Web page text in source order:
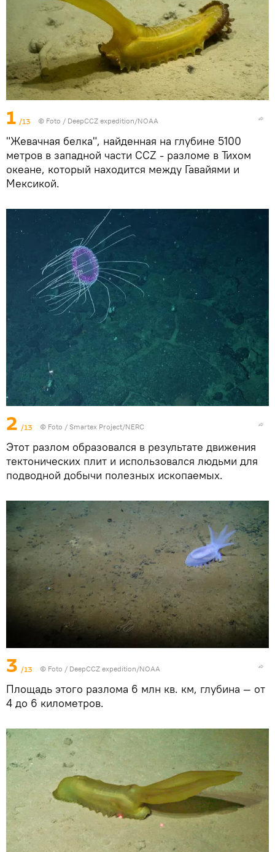
1 /13 © Foto / DeepCCZ expedition/NOAA
"Жевачная белка", найденная на глубине 5100
метров в западной части CCZ - разломе в Тихом
океане, который находится между Гавайями и
Мексикой.
2 /13 © Foto / Smartex Project/NERC
Этот разлом образовался в результате движения
тектонических плит и использовался людьми для
подводной добычи полезных ископаемых.
3 /13 © Foto / DeepCCZ expedition/NOAA
Площадь этого разлома 6 млн кв. км, глубина — от
4 до 6 километров.